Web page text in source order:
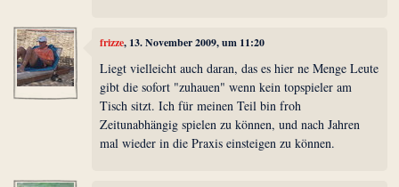
frizze, 13. November 2009, um 11:20
Liegt vielleicht auch daran, das es hier ne Menge Leute
gibt die sofort "zuhauen" wenn kein topspieler am
Tisch sitzt. Ich für meinen Teil bin froh
Zeitunabhängig spielen zu können, und nach Jahren
mal wieder in die Praxis einsteigen zu können.